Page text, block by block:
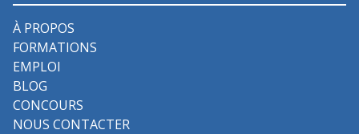
À PROPOS
FORMATIONS
EMPLOI
BLOG
CONCOURS
NOUS CONTACTER